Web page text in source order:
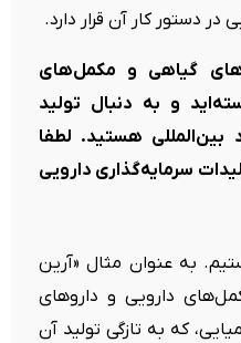
دستور کار آن قرار دارد.
گیاهی و مکمل‌های
و به دنبال تولید
بین‌المللی هستید. لطفا
سرمایه‌گذاری دارویی
به عنوان مثال «آرین
دارویی و داروهای
که به تازگی تولید آن